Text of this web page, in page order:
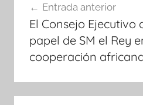
de
entradas
Entrada anterior
El Consejo Ejecutivo
papel de SM el Rey
cooperación